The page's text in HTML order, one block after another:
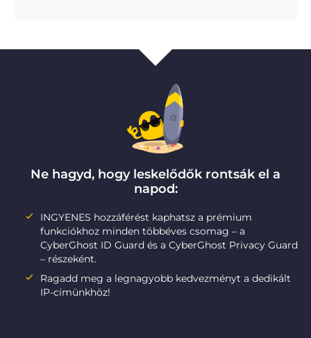
Ne hagyd, hogy leskelődők rontsák el a
napod:
INGYENES hozzáférést kaphatsz a prémium
funkciókhoz minden többéves csomag – a
CyberGhost ID Guard és a CyberGhost Privacy Guard
– részeként.
Ragadd meg a legnagyobb kedvezményt a dedikált
IP-címünkhöz!